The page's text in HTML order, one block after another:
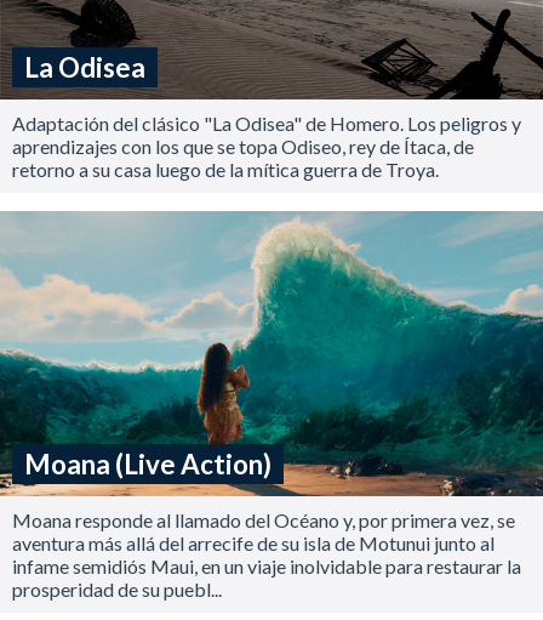
La Odisea
Adaptación del clásico "La Odisea" de Homero. Los peligros y
aprendizajes con los que se topa Odiseo, rey de Ítaca, de
retorno a su casa luego de la mítica guerra de Troya.
Moana (Live Action)
Moana responde al llamado del Océano y, por primera vez, se
aventura más allá del arrecife de su isla de Motunui junto al
infame semidiós Maui, en un viaje inolvidable para restaurar la
prosperidad de su puebl...